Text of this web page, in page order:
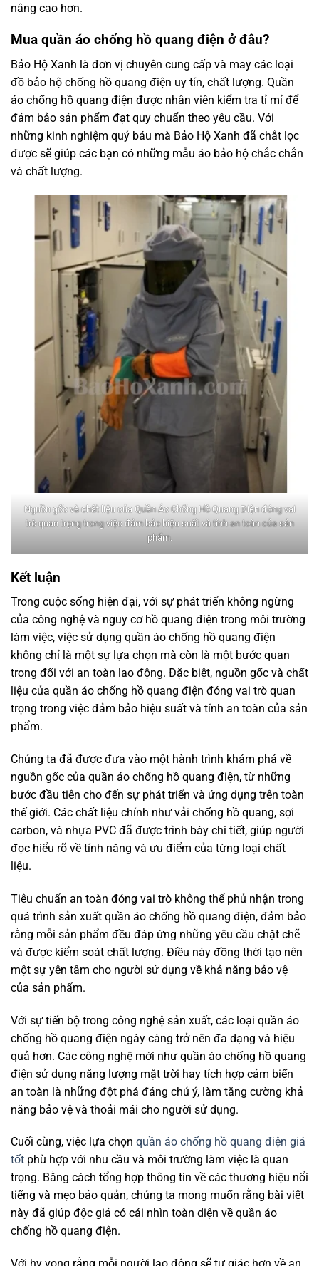
nâng cao hơn.
Mua quần áo chống hồ quang điện ở đâu?
Bảo Hộ Xanh là đơn vị chuyên cung cấp và may các loại
đồ bảo hộ chống hồ quang điện uy tín, chất lượng. Quần
áo chống hồ quang điện được nhân viên kiểm tra tỉ mỉ để
đảm bảo sản phẩm đạt quy chuẩn theo yêu cầu. Với
những kinh nghiệm quý báu mà Bảo Hộ Xanh đã chắt lọc
được sẽ giúp các bạn có những mẫu áo bảo hộ chắc chắn
và chất lượng.
Nguồn gốc và chất liệu của Quần Áo Chống Hồ Quang Điện đóng vai
trò quan trọng trong việc đảm bảo hiệu suất và tính an toàn của sản
phẩm.
Kết luận
Trong cuộc sống hiện đại, với sự phát triển không ngừng
của công nghệ và nguy cơ hồ quang điện trong môi trường
làm việc, việc sử dụng quần áo chống hồ quang điện
không chỉ là một sự lựa chọn mà còn là một bước quan
trọng đối với an toàn lao động. Đặc biệt, nguồn gốc và chất
liệu của quần áo chống hồ quang điện đóng vai trò quan
trọng trong việc đảm bảo hiệu suất và tính an toàn của sản
phẩm.
Chúng ta đã được đưa vào một hành trình khám phá về
nguồn gốc của quần áo chống hồ quang điện, từ những
bước đầu tiên cho đến sự phát triển và ứng dụng trên toàn
thế giới. Các chất liệu chính như vải chống hồ quang, sợi
carbon, và nhựa PVC đã được trình bày chi tiết, giúp người
đọc hiểu rõ về tính năng và ưu điểm của từng loại chất
liệu.
Tiêu chuẩn an toàn đóng vai trò không thể phủ nhận trong
quá trình sản xuất quần áo chống hồ quang điện, đảm bảo
rằng mỗi sản phẩm đều đáp ứng những yêu cầu chặt chẽ
và được kiểm soát chất lượng. Điều này đồng thời tạo nên
một sự yên tâm cho người sử dụng về khả năng bảo vệ
của sản phẩm.
Với sự tiến bộ trong công nghệ sản xuất, các loại quần áo
chống hồ quang điện ngày càng trở nên đa dạng và hiệu
quả hơn. Các công nghệ mới như quần áo chống hồ quang
điện sử dụng năng lượng mặt trời hay tích hợp cảm biến
an toàn là những đột phá đáng chú ý, làm tăng cường khả
năng bảo vệ và thoải mái cho người sử dụng.
Cuối cùng, việc lựa chọn quần áo chống hồ quang điện giá
tốt phù hợp với nhu cầu và môi trường làm việc là quan
trọng. Bằng cách tổng hợp thông tin về các thương hiệu nổi
tiếng và mẹo bảo quản, chúng ta mong muốn rằng bài viết
này đã giúp độc giả có cái nhìn toàn diện về quần áo
chống hồ quang điện.